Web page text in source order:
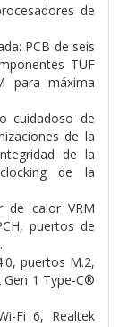
de
PCB de seis
TUF
para máxima
cuidadoso de
de la
de la
de la
de calor VRM
puertos de
puertos M.2,
Gen 1 Type-C®
Fi 6, Realtek